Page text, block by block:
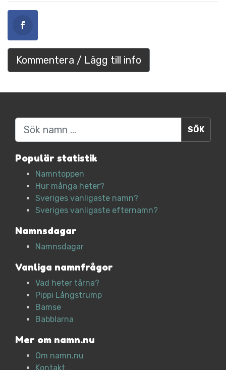
Kommentera / Lägg till info
Sök
Populär statistik
Namntoppen
Hur många heter?
Sveriges vanligaste namn?
Sveriges vanligaste efternamn?
Namnsdagar
Namnsdagar
Vanliga namnfrågor
Vad heter tårna?
Pippi Långstrump
Bamse
Babblarna
Mer om namn.nu
Om namn.nu
Kontakt